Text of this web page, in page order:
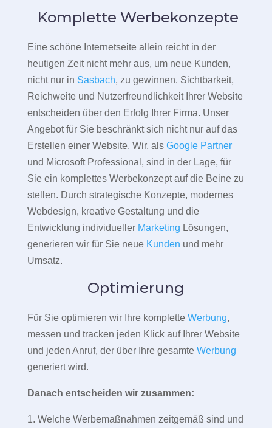
Komplette Werbekonzepte
Eine schöne Internetseite allein reicht in der
heutigen Zeit nicht mehr aus, um neue Kunden,
nicht nur in Sasbach, zu gewinnen. Sichtbarkeit,
Reichweite und Nutzerfreundlichkeit Ihrer Website
entscheiden über den Erfolg Ihrer Firma. Unser
Angebot für Sie beschränkt sich nicht nur auf das
Erstellen einer Website. Wir, als Google Partner
und Microsoft Professional, sind in der Lage, für
Sie ein komplettes Werbekonzept auf die Beine zu
stellen. Durch strategische Konzepte, modernes
Webdesign, kreative Gestaltung und die
Entwicklung individueller Marketing Lösungen,
generieren wir für Sie neue Kunden und mehr
Umsatz.
Optimierung
Für Sie optimieren wir Ihre komplette Werbung,
messen und tracken jeden Klick auf Ihrer Website
und jeden Anruf, der über Ihre gesamte Werbung
generiert wird.
Danach entscheiden wir zusammen:
1. Welche Werbemaßnahmen zeitgemäß sind und